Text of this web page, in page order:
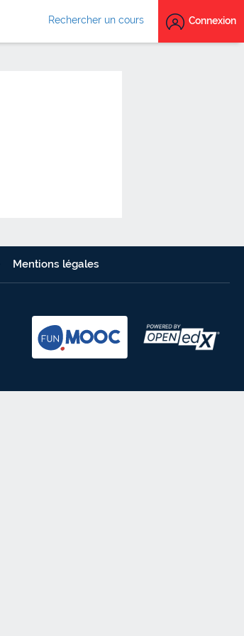
Rechercher un cours Connexion
Mentions légales